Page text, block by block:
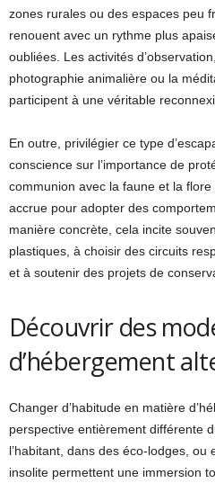
zones rurales ou des espaces peu
renouent avec un rythme plus
oubliées. Les activités
photographie animalière ou la
participent à une véritable
En outre, privilégier ce type
conscience sur l’importance de
communion avec la faune et la
accrue pour adopter des
manière concrète, cela incite
plastiques, à choisir des circuits
et à soutenir des projets de
Découvrir des
d’hébergement
Changer d’habitude en matière
perspective entièrement différente
l’habitant, dans des éco-lodges,
insolite permettent une immersion